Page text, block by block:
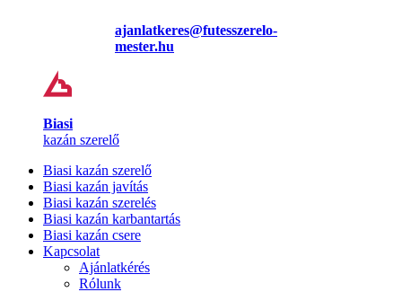
ajanlatkeres@futesszerelo-
mester.hu
Biasi
kazán szerelő
Biasi kazán szerelő
Biasi kazán javítás
Biasi kazán szerelés
Biasi kazán karbantartás
Biasi kazán csere
Kapcsolat
Ajánlatkérés
Rólunk